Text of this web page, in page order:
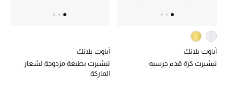
مستلزمات المنزل
المجوهرات
أباوت بلانك
تيشيرت كرة قدم جرسيه
أباوت بلانك
تيشيرت بطبعة مزدوجة لشعار
الماركة